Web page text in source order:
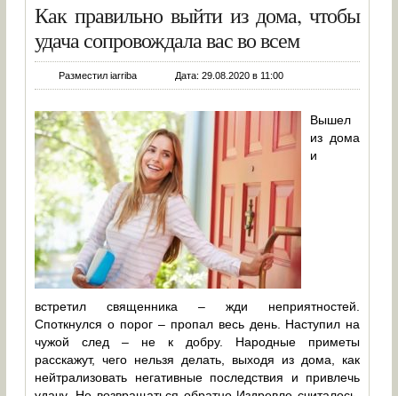
Как правильно выйти из дома, чтобы
удача сопровождала вас во всем
Разместил iarriba Дата: 29.08.2020 в 11:00
Вышел
из дома
и
встретил священника – жди неприятностей.
Споткнулся о порог – пропал весь день. Наступил на
чужой след – не к добру. Народные приметы
расскажут, чего нельзя делать, выходя из дома, как
нейтрализовать негативные последствия и привлечь